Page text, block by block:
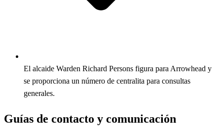
El alcaide Warden Richard Persons figura para Arrowhead y
se proporciona un número de centralita para consultas
generales.
Guías de contacto y comunicación